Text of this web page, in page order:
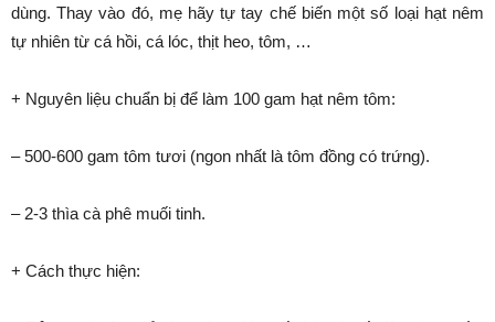
dùng. Thay vào đó, mẹ hãy tự tay chế biến một số loại hạt nêm
tự nhiên từ cá hồi, cá lóc, thịt heo, tôm, …
+ Nguyên liệu chuẩn bị để làm 100 gam hạt nêm tôm:
– 500-600 gam tôm tươi (ngon nhất là tôm đồng có trứng).
– 2-3 thìa cà phê muối tinh.
+ Cách thực hiện: